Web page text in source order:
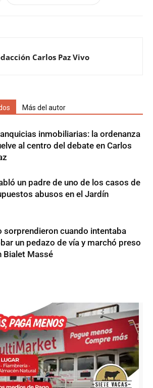
Carlos Paz Vivo
Más del autor
inmobiliarias: la ordenanza
al centro del debate en Carlos
un padre de uno de los casos de
abusos en el Jardín
sorprendieron cuando intentaba
un pedazo de vía y marchó preso
Bialet Massé